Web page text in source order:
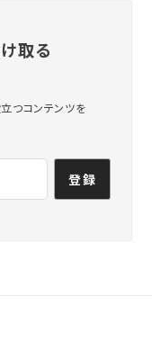
取る
つコンテンツを
登録